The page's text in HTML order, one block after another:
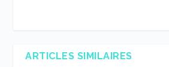
ARTICLES SIMILAIRES